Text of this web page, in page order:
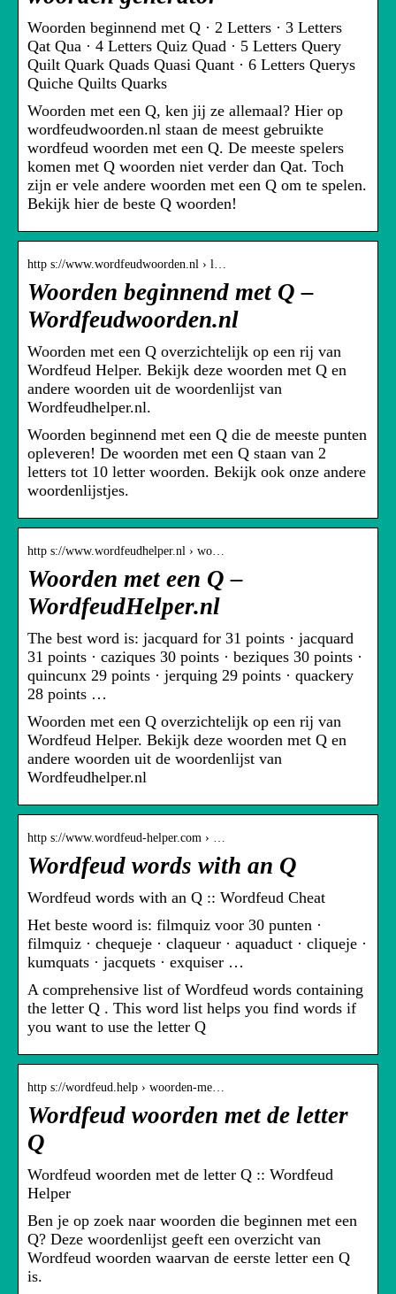
Woorden beginnend met Q · 2 Letters · 3 Letters
Qat Qua · 4 Letters Quiz Quad · 5 Letters Query
Quilt Quark Quads Quasi Quant · 6 Letters Querys
Quiche Quilts Quarks
Woorden met een Q, ken jij ze allemaal? Hier op
wordfeudwoorden.nl staan de meest gebruikte
wordfeud woorden met een Q. De meeste spelers
komen met Q woorden niet verder dan Qat. Toch
zijn er vele andere woorden met een Q om te spelen.
Bekijk hier de beste Q woorden!
http s://www.wordfeudwoorden.nl › l…
Woorden beginnend met Q –
Wordfeudwoorden.nl
Woorden met een Q overzichtelijk op een rij van
Wordfeud Helper. Bekijk deze woorden met Q en
andere woorden uit de woordenlijst van
Wordfeudhelper.nl.
Woorden beginnend met een Q die de meeste punten
opleveren! De woorden met een Q staan van 2
letters tot 10 letter woorden. Bekijk ook onze andere
woordenlijstjes.
http s://www.wordfeudhelper.nl › wo…
Woorden met een Q –
WordfeudHelper.nl
The best word is: jacquard for 31 points · jacquard
31 points · caziques 30 points · beziques 30 points ·
quincunx 29 points · jerquing 29 points · quackery
28 points …
Woorden met een Q overzichtelijk op een rij van
Wordfeud Helper. Bekijk deze woorden met Q en
andere woorden uit de woordenlijst van
Wordfeudhelper.nl
http s://www.wordfeud-helper.com › …
Wordfeud words with an Q
Wordfeud words with an Q :: Wordfeud Cheat
Het beste woord is: filmquiz voor 30 punten ·
filmquiz · chequeje · claqueur · aquaduct · cliqueje ·
kumquats · jacquets · exquiser …
A comprehensive list of Wordfeud words containing
the letter Q . This word list helps you find words if
you want to use the letter Q
http s://wordfeud.help › woorden-me…
Wordfeud woorden met de letter
Q
Wordfeud woorden met de letter Q :: Wordfeud
Helper
Ben je op zoek naar woorden die beginnen met een
Q? Deze woordenlijst geeft een overzicht van
Wordfeud woorden waarvan de eerste letter een Q
is.